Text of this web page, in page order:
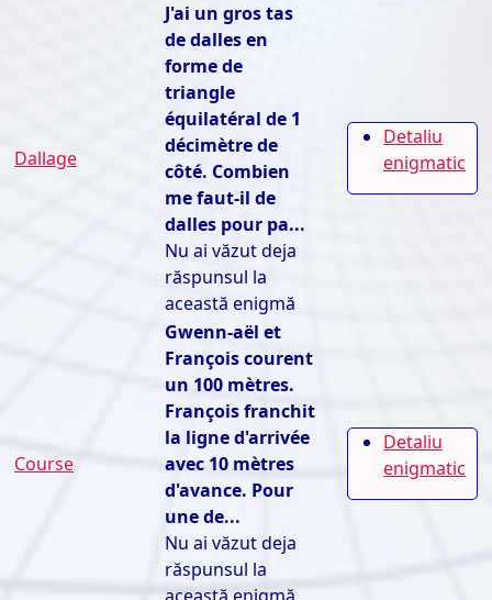
Dallage
J'ai un gros tas
de dalles en
forme de
triangle
équilatéral de 1
décimètre de
côté. Combien
me faut-il de
dalles pour pa...
Nu ai văzut deja
răspunsul la
această enigmă
Detaliu
enigmatic
Course
Gwenn-aël et
François courent
un 100 mètres.
François franchit
la ligne d'arrivée
avec 10 mètres
d'avance. Pour
une de...
Nu ai văzut deja
răspunsul la
Detaliu
enigmatic